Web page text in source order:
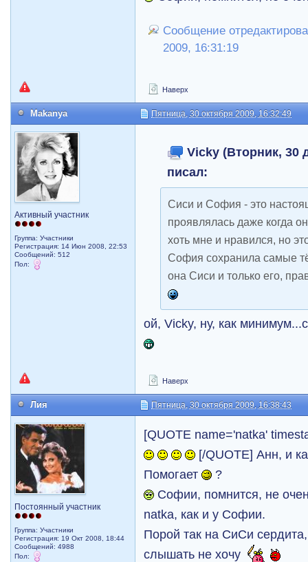
Сообщение
2009, 16:31:19
Наверх
Makanya Пятница, 30 октября 2009, 16:32:49
Активный участник
Группа: Участники
Регистрация: 14 Июн 2008, 22:53
Сообщений: 512
Пол:
Vicky (Вторник, 30
писал:
Сиси и София - это
проявлялась даже когда
хоть мне и нравился, но
София сохранила самые
она Сиси и только его,
ой, Vicky, ну, как
Наверх
Лия Пятница, 30 октября 2009, 16:38:43
Постоянный участник
Группа: Участники
Регистрация: 19 Окт 2008, 18:44
Сообщений: 4988
Пол:
[QUOTE name='natka'
[/QUOTE] Анн, и
Помогает
?
Софии, помнится, не
natka, как и у Софии.
Порой так на СиСи
слышать не хочу